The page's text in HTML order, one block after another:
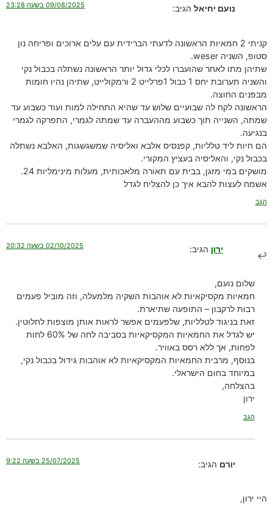
נועם יחיאל הגיב: 09/08/2025 בשעה 23:28
קניתי 2 חמאיות הראשונה לדעתי הברידית עם עלים ארוכים ופריחה נון
סטופ, השניה weser.
שתיהן מתו לאחר שהועברו לכלי גדול יותר הראשונה נשתלה בכבול נקי
והשניה תערובת יחס 1 כבול 1פרלייט 2 ורמקולייט, שתיהן נהיו חומות
מבפנים החוצה.
הראשונה לקח לה שבועיים שלוש עד שהיא התחילה למות ועוד כשבוע עד
שמתה, השנייה תוך כשבוע מההעברה עד שמתה לגמרי, התפרקה לגמרי
בנגיעה.
הם חיות ליד טלליות, קפנסיס אלבא ואליסיה שמשגשגות, האלבא נשתלה
בכבול נקי, והאליסיה בעציץ המקורי.
מושקים במי מזגן, בבית עם תאורה מלאכותית, מעלות מינימליות 24.
אשמח לעצות להבא איך כן להצליח לגדל
הגב
ירון הגיב: 02/10/2025 בשעה 20:32
שלום נועם,
חמאיות מקסיקאיות לא אוהבות השקיה מלמעלה, וזה מוביל פעמים
רבות לרקבון – התופעה שתיארת.
זאת בניגוד לטלליות, שלפעמים אפשר לראות אותן מוצפות לחלוטין.
יש לגדל את החמאיות המקסיקאיות בסביבה לחה של 60% לחות
לפחות, אך ללא רסס באוויר.
בנוסף, מרבית החמאיות המקסיקאיות לא אוהבות גידול בכבול נקי,
במיוחד בחום הישראלי.
בהצלחה,
ירון
הגב
יורם הגיב: 25/07/2025 בשעה 9:22
היי ירון,